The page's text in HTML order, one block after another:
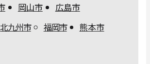
岡山市
広島市
北九州市
福岡市 熊本市